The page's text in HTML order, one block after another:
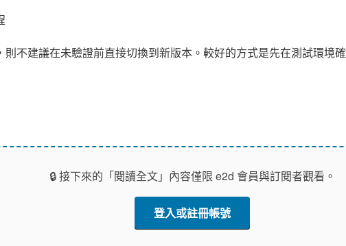
不建議在未驗證前直接切換到新版本。較好的方式是先在測試環境
🔒 接下來的「閱讀全文」內容僅限 e2d 會員與訂閱者觀看。
登入或註冊帳號